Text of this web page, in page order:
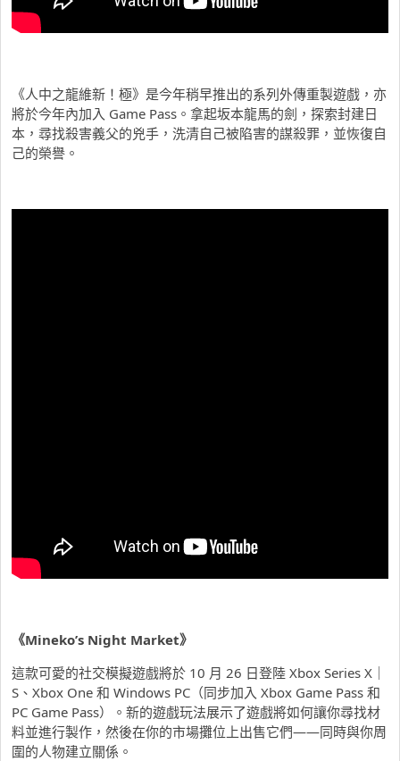
《人中之龍維新！極》是今年稍早推出的系列外傳重製遊戲，亦
將於今年內加入 Game Pass。拿起坂本龍馬的劍，探索封建日
本，尋找殺害義父的兇手，洗清自己被陷害的謀殺罪，並恢復自
己的榮譽。
《Mineko’s Night Market》
這款可愛的社交模擬遊戲將於 10 月 26 日登陸 Xbox Series X｜
S、Xbox One 和 Windows PC（同步加入 Xbox Game Pass 和
PC Game Pass）。新的遊戲玩法展示了遊戲將如何讓你尋找材
料並進行製作，然後在你的市場攤位上出售它們——同時與你周
圍的人物建立關係。